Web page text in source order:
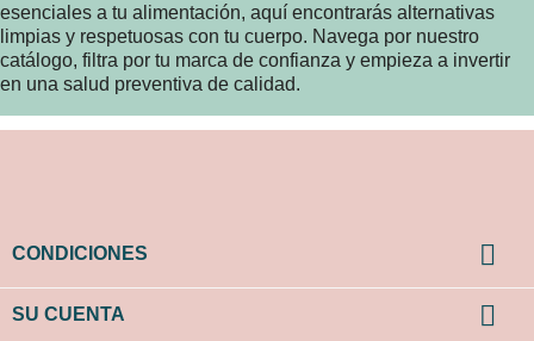
esenciales a tu alimentación, aquí encontrarás alternativas
limpias y respetuosas con tu cuerpo. Navega por nuestro
catálogo, filtra por tu marca de confianza y empieza a invertir
en una salud preventiva de calidad.
CONDICIONES 
SU CUENTA 